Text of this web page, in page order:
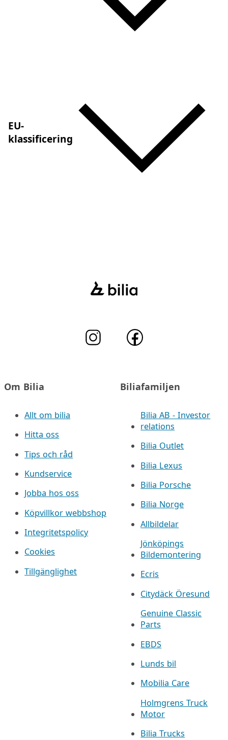
EU-
klassificering
Om Bilia
Allt om bilia
Hitta oss
Tips och råd
Kundservice
Jobba hos oss
Köpvillkor webbshop
Integritetspolicy
Cookies
Tillgänglighet
Biliafamiljen
Bilia AB - Investor
relations
Bilia Outlet
Bilia Lexus
Bilia Porsche
Bilia Norge
Allbildelar
Jönköpings
Bildemontering
Ecris
Citydäck Öresund
Genuine Classic
Parts
EBDS
Lunds bil
Mobilia Care
Holmgrens Truck
Motor
Bilia Trucks